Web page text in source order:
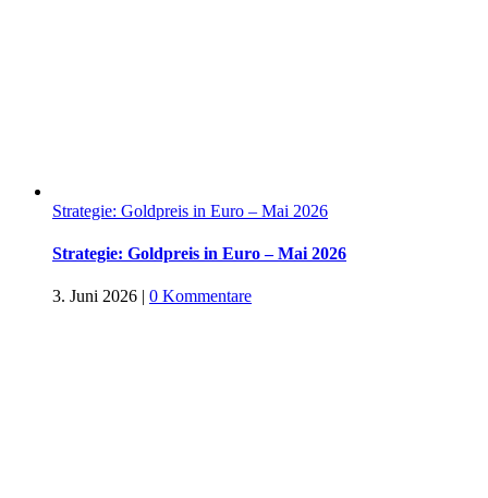
Strategie: Goldpreis in Euro – Mai 2026
Strategie: Goldpreis in Euro – Mai 2026
3. Juni 2026 | 0 Kommentare